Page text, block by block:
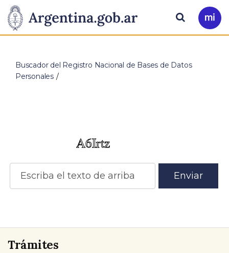
Presidencia
de
Pasar al contenido principal
Ir
a
Buscar
Buscador del Registro Nacional de Bases de Datos
Personales
Enviar
Trámites